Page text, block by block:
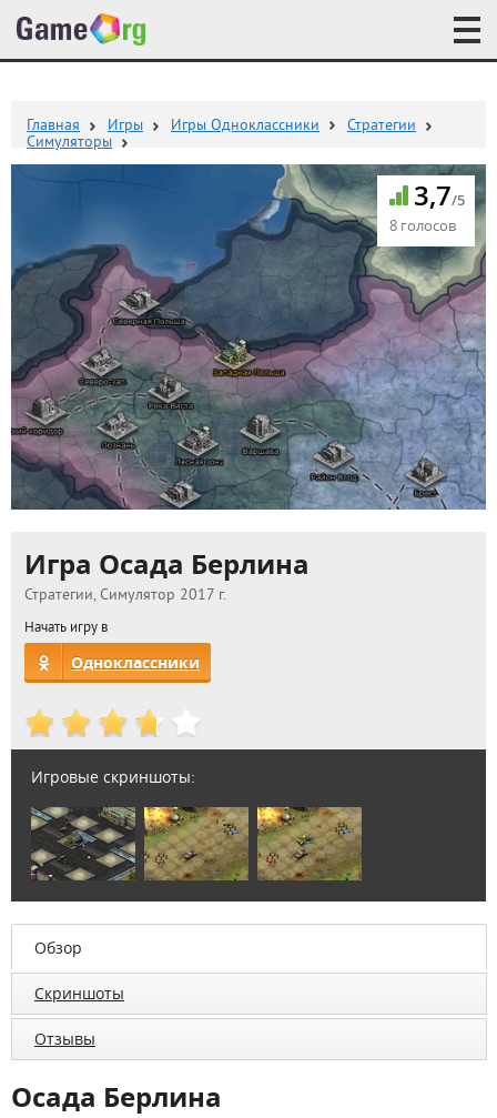
Главная Игры Игры Одноклассники
Стратегии
Симуляторы
3,7/5
8 голосов
Игра Осада Берлина
Стратегии, Симулятор 2017 г.
Начать игру в
Одноклассники
Игровые скриншоты:
Обзор
Скриншоты
Отзывы
Осада Берлина